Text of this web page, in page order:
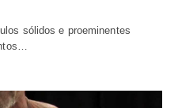
sólidos e proeminentes